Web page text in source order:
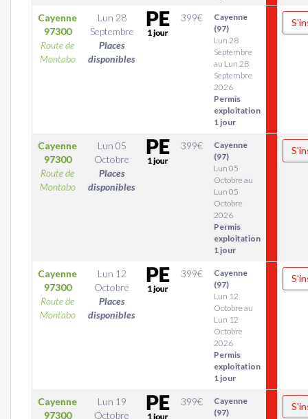
Cayenne
97300
Route de
Montabo
Lun 28
Septembre
Places
disponibles
399€
Cayenne
(97)
Lun 28
Septembre
au Lun 28
Septembre
2026
Permis
exploitation
1 jour
Cayenne
97300
Route de
Montabo
Lun 05
Octobre
Places
disponibles
399€
Cayenne
(97)
Lun 05
Octobre au
Lun 05
Octobre
2026
Permis
exploitation
1 jour
Cayenne
97300
Route de
Montabo
Lun 12
Octobre
Places
disponibles
399€
Cayenne
(97)
Lun 12
Octobre au
Lun 12
Octobre
2026
Permis
exploitation
1 jour
Cayenne
97300
Lun 19
Octobre
399€
Cayenne
(97)